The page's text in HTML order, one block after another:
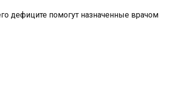
дефиците помогут назначенные врачом